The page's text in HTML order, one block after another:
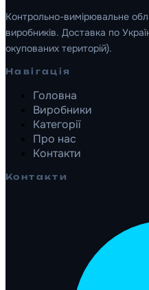
Контрольно-вимірювальне
виробників. Доставка по
окупованих територій).
Навігація
Головна
Виробники
Категорії
Про нас
Контакти
Контакти